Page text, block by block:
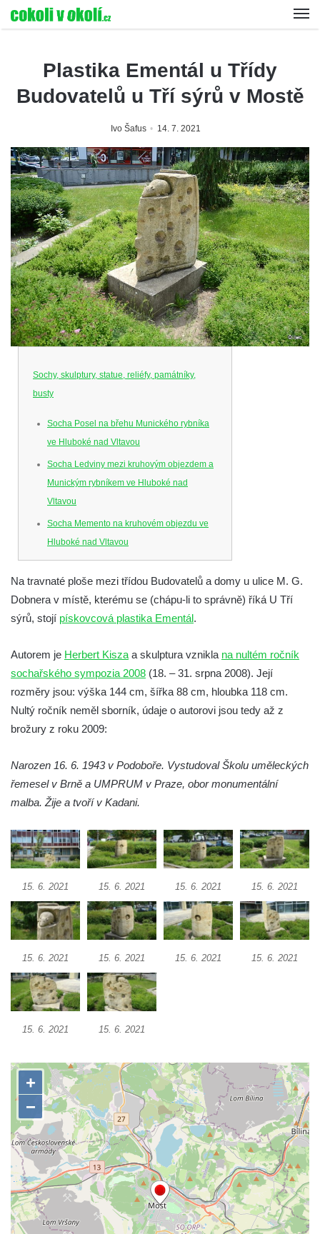
Plastika Ementál u Třídy
Budovatelů u Tří sýrů v Mostě
Ivo Šafus 14. 7. 2021
Sochy, skulptury, statue, reliéfy, památníky,
busty
Socha Posel na břehu Munického rybníka
ve Hluboké nad Vltavou
Socha Ledviny mezi kruhovým objezdem a
Munickým rybníkem ve Hluboké nad
Vltavou
Socha Memento na kruhovém objezdu ve
Hluboké nad Vltavou
Socha Chalikotérium v ZOO Hluboká
Socha Smilodon v ZOO Hluboká
Socha Veledaněk v ZOO Hluboká
Socha Plejtvák obrovský v ZOO Hluboká
Socha Medvěd jeskynní v ZOO Hluboká
Socha Mamutí lebka v ZOO Hluboká
Socha Mamut srstnatý v ZOO Hluboká
Socha Vydry si hrají v ZOO Hluboká
Socha Přátelství v ZOO Hluboká
Socha Matka příroda v ZOO Hluboká
Socha Lišky v ZOO Hluboká
Socha Kudlanka v ZOO Hluboká
Socha Orlice v ZOO Hluboká
Socha Tygr v ZOO Hluboká
Socha Želva v ZOO Hluboká
Socha Kozorožec horský v ZOO Hluboká
Socha Včela v ZOO Hluboká
Socha Housenka v ZOO Hluboká
Socha Rosomák v ZOO Hluboká
Socha Beruška v ZOO Hluboká
Socha Vážka v ZOO Hluboká
Socha Volavka v ZOO Hluboká
Flamingo trůn v ZOO Hluboká
Lavička Kůň Převalského v ZOO Hluboká
Lysá nad Labem, barokní město Šporkovo
Socha Opičákovník v ZOO Hluboká
Na travnaté ploše mezi třídou Budovatelů a domy u ulice M. G.
Dobnera v místě, kterému se (chápu-li to správně) říká U Tří
sýrů, stojí pískovcová plastika Ementál.
Autorem je Herbert Kisza a skulptura vznikla na nultém ročník
sochařského sympozia 2008 (18. – 31. srpna 2008). Její
rozměry jsou: výška 144 cm, šířka 88 cm, hloubka 118 cm.
Nultý ročník neměl sborník, údaje o autorovi jsou tedy až z
brožury z roku 2009:
Narozen 16. 6. 1943 v Podoboře. Vystudoval Školu uměleckých
řemesel v Brně a UMPRUM v Praze, obor monumentální
malba. Žije a tvoří v Kadani.
15. 6. 2021 15. 6. 2021 15. 6. 2021 15. 6. 2021
15. 6. 2021 15. 6. 2021 15. 6. 2021 15. 6. 2021
15. 6. 2021 15. 6. 2021